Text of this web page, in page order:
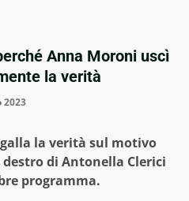
Anna Moroni uscì
la verità
2023
la verità sul motivo
di Antonella Clerici
programma.